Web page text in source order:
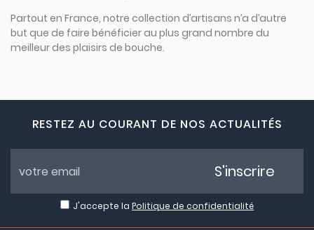
Partout en France, notre collection d’artisans n’a d’autre
but que de faire bénéficier au plus grand nombre du
meilleur des plaisirs de bouche.
RESTEZ AU COURANT DE NOS ACTUALITÉS
J'accepte la Politique de confidentialité
S'inscrire